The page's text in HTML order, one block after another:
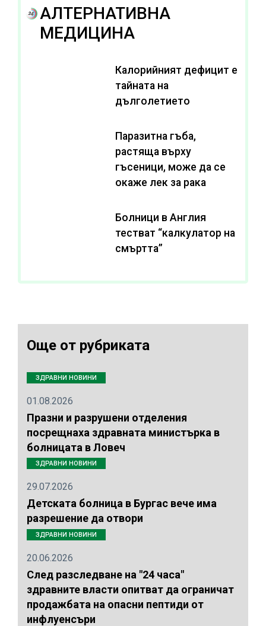
АЛТЕРНАТИВНА
МЕДИЦИНА
Калорийният дефицит е
тайната на
дълголетието
Паразитна гъба,
растяща върху
гъсеници, може да се
окаже лек за рака
Болници в Англия
тестват “калкулатор на
смъртта”
Още от рубриката
ЗДРАВНИ НОВИНИ
01.08.2026
Празни и разрушени отделения
посрещнаха здравната министърка в
болницата в Ловеч
ЗДРАВНИ НОВИНИ
29.07.2026
Детската болница в Бургас вече има
разрешение да отвори
ЗДРАВНИ НОВИНИ
20.06.2026
След разследване на "24 часа"
здравните власти опитват да ограничат
продажбата на опасни пептиди от
инфлуенсъри